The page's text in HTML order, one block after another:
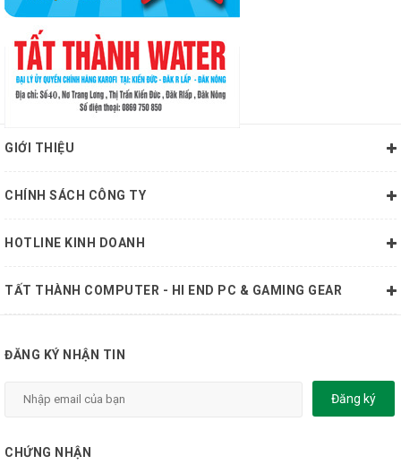
GIỚI THIỆU
CHÍNH SÁCH CÔNG TY
HOTLINE KINH DOANH
TẤT THÀNH COMPUTER - HI END PC & GAMING GEAR
ĐĂNG KÝ NHẬN TIN
Đăng ký
CHỨNG NHẬN